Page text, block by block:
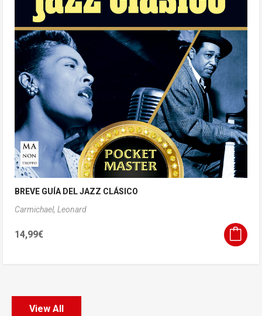
BREVE GUÍA DEL JAZZ CLÁSICO
Carmichael, Leonard
14,99€
View All